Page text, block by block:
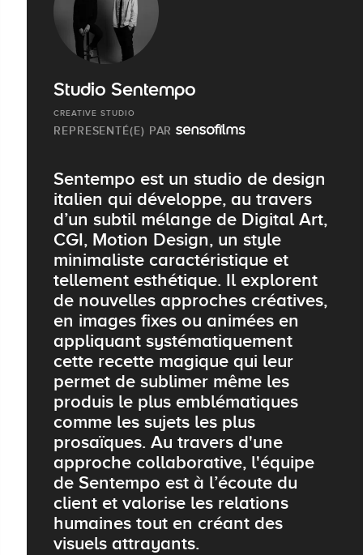
Studio Sentempo
CREATIVE STUDIO
REPRESENTÉ(E) PAR
Sentempo est un studio de design
italien qui développe, au travers
d’un subtil mélange de Digital Art,
CGI, Motion Design, un style
minimaliste caractéristique et
tellement esthétique. Il explorent
de nouvelles approches créatives,
en images fixes ou animées en
appliquant systématiquement
cette recette magique qui leur
permet de sublimer même les
produis le plus emblématiques
comme les sujets les plus
prosaïques. Au travers d'une
approche collaborative, l'équipe
de Sentempo est à l’écoute du
client et valorise les relations
humaines tout en créant des
visuels attrayants.